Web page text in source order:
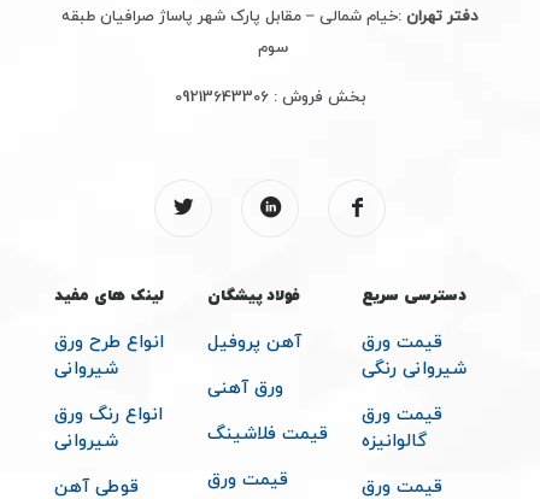
دفتر تهران :خیام شمالی – مقابل پارک شهر پاساژ صرافیان طبقه
سوم
بخش فروش :09213643306
دسترسی سریع
قیمت ورق
شیروانی رنگی
قیمت ورق
گالوانیزه
قیمت ورق
فولاد پیشگان
آهن پروفیل
ورق آهنی
قیمت فلاشینگ
قیمت ورق
لینک های مفید
انواع طرح ورق
شیروانی
انواع رنگ ورق
شیروانی
قوطی آهن